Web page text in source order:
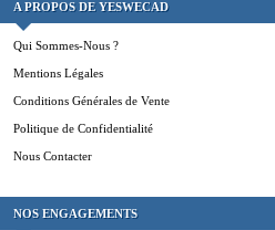
A PROPOS DE YESWECAD
Qui Sommes-Nous ?
Mentions Légales
Conditions Générales de Vente
Politique de Confidentialité
Nous Contacter
NOS ENGAGEMENTS